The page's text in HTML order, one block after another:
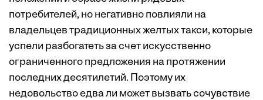
потребителей, но негативно повлияли на
владельцев традиционных желтых такси, которые
успели разбогатеть за счет искусственно
ограниченного предложения на протяжении
последних десятилетий. Поэтому их
недовольство едва ли может вызвать сочувствие